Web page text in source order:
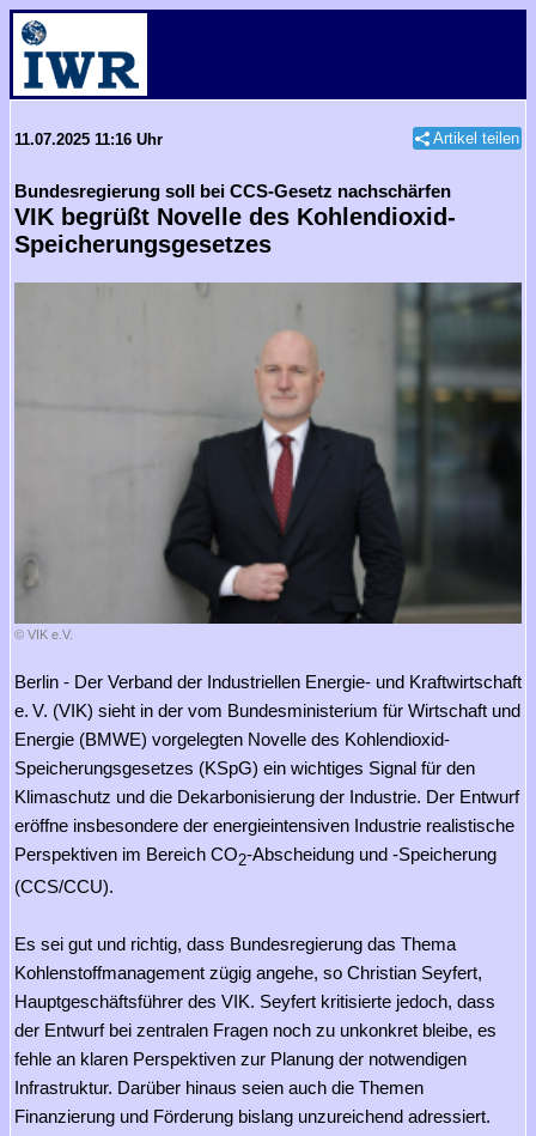
11.07.2025 11:16 Uhr Artikel teilen
Bundesregierung soll bei CCS-Gesetz nachschärfen
VIK begrüßt Novelle des Kohlendioxid-
Speicherungsgesetzes
© VIK e.V.
Berlin - Der Verband der Industriellen Energie- und Kraftwirtschaft
e. V. (VIK) sieht in der vom Bundesministerium für Wirtschaft und
Energie (BMWE) vorgelegten Novelle des Kohlendioxid-
Speicherungsgesetzes (KSpG) ein wichtiges Signal für den
Klimaschutz und die Dekarbonisierung der Industrie. Der Entwurf
eröffne insbesondere der energieintensiven Industrie realistische
Perspektiven im Bereich CO2-Abscheidung und -Speicherung
(CCS/CCU).
Es sei gut und richtig, dass Bundesregierung das Thema
Kohlenstoffmanagement zügig angehe, so Christian Seyfert,
Hauptgeschäftsführer des VIK. Seyfert kritisierte jedoch, dass
der Entwurf bei zentralen Fragen noch zu unkonkret bleibe, es
fehle an klaren Perspektiven zur Planung der notwendigen
Infrastruktur. Darüber hinaus seien auch die Themen
Finanzierung und Förderung bislang unzureichend adressiert.